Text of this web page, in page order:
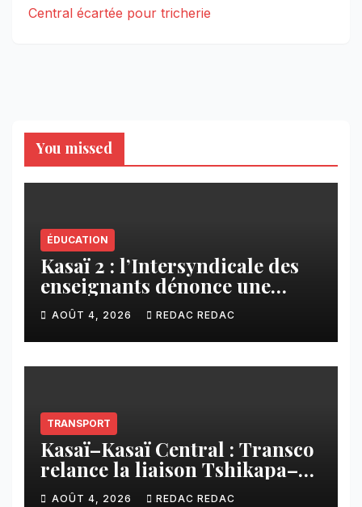
Central écartée pour tricherie
You missed
ÉDUCATION
Kasaï 2 : l’Intersyndicale des
enseignants dénonce une
contribution financière
imposée aux écoles de la
CNCA
AOÛT 4, 2026 REDAC REDAC
TRANSPORT
Kasaï–Kasaï Central : Transco
relance la liaison Tshikapa–
Tshiamu pour faciliter les
AOÛT 4, 2026 REDAC REDAC